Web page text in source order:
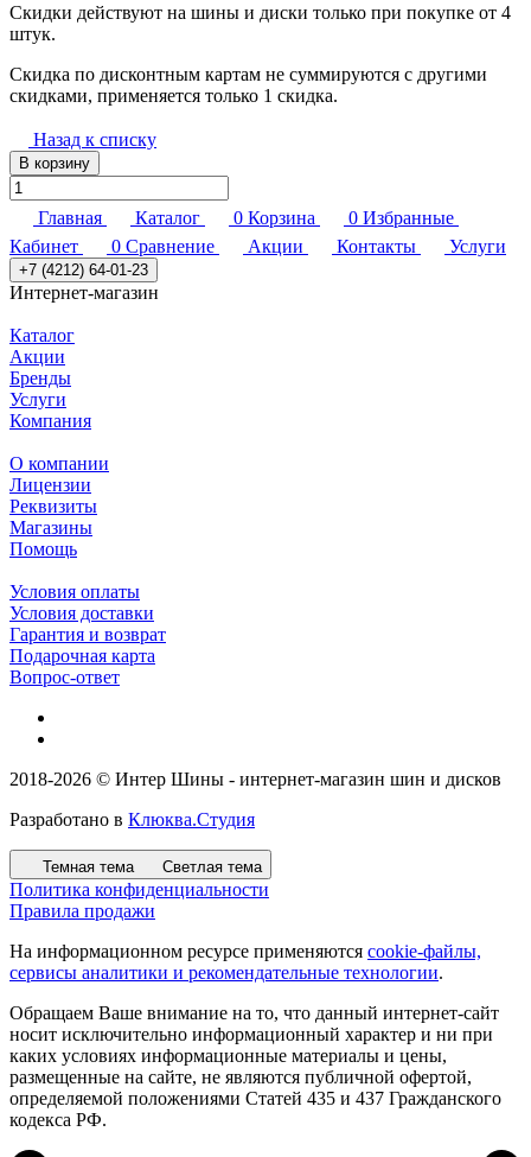
Скидки действуют на шины и диски только при покупке от 4
штук.
Скидка по дисконтным картам не суммируются с другими
скидками, применяется только 1 скидка.
Назад к списку
В корзину
Главная Каталог 0 Корзина 0 Избранные
Кабинет
0 Сравнение Акции Контакты Услуги
+7 (4212) 64-01-23
Интернет-магазин
Каталог
Акции
Бренды
Услуги
Компания
О компании
Лицензии
Реквизиты
Магазины
Помощь
Условия оплаты
Условия доставки
Гарантия и возврат
Подарочная карта
Вопрос-ответ
2018-2026 © Интер Шины - интернет-магазин шин и дисков
Разработано в Клюква.Студия
Темная тема Светлая тема
Политика конфиденциальности
Правила продажи
На информационном ресурсе применяются cookie-файлы,
сервисы аналитики и рекомендательные технологии.
Обращаем Ваше внимание на то, что данный интернет-сайт
носит исключительно информационный характер и ни при
каких условиях информационные материалы и цены,
размещенные на сайте, не являются публичной офертой,
определяемой положениями Статей 435 и 437 Гражданского
кодекса РФ.